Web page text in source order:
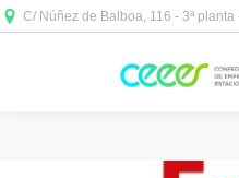
C/ Núñez de Balboa, 116 - 3ª